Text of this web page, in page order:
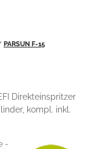
PARSUN F-15
Direkteinspritzer
kompl. inkl.
-